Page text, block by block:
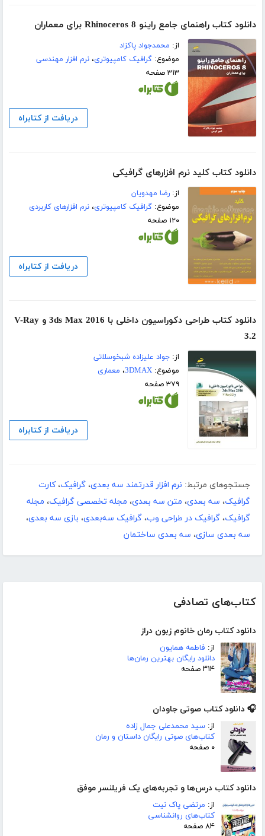
کتاب‌های تصادفی
دانلود کتاب رمان خانوم زبون دراز
از: فاطمه همایون
دانلود رایگان بهترین رمان‌ها
۳۱۴ صفحه
🎧 دانلود کتاب صوتی جاودان
از: سید محمدعلی جمال زاده
کتاب‌های صوتی رایگان داستان و رمان
۰ صفحه
دانلود کتاب درس‌ها و تجربه‌های یک فریلنسر موفق
از: مرتضی پاک نیت
کتاب‌های روانشناسی
۸۴ صفحه
دانلود کتاب راهنمای جامع راینو Rhinoceros 8 برای معماران
از: محمدجواد پاکزاد
موضوع:گرافیک کامپیوتری،نرم افزار مهندسی
۳۱۳ صفحه
دریافت از کتابراه
دانلود کتاب کلید نرم افزارهای گرافیکی
از:رضا مهدویان
موضوع:گرافیک کامپیوتری،نرم افزارهای کاربردی
۱۲۰ صفحه
دریافت از کتابراه
دانلود کتاب طراحی دکوراسیون داخلی با 3ds Max 2016 و V-Ray
3.2
از:جواد علیزاده شبخوسلاتی
موضوع:3DMAX، معماری
۳۷۹ صفحه
دریافت از کتابراه
جستجوهای مرتبط: نرم افزار قدرتمند سه بعدی، گرافیک،کارت
گرافیک، سه بعدی، متن سه بعدی، مجله تخصصی گرافیک، مجله
گرافیک، گرافیک در طراحی وب، گرافیک سه‌بعدی، بازی سه بعدی،
سه بعدی سازی، سه بعدی ساختمان